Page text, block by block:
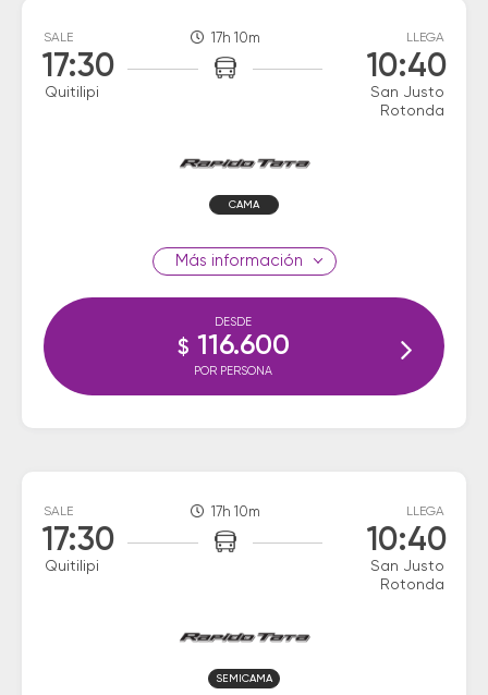
SALE
17:30
Quitilipi
17h 10m LLEGA
10:40
San Justo
Rotonda
CAMA
información
DESDE
$ 116.600
POR PERSONA
SALE
17:30
Quitilipi
17h 10m LLEGA
10:40
San Justo
Rotonda
SEMICAMA